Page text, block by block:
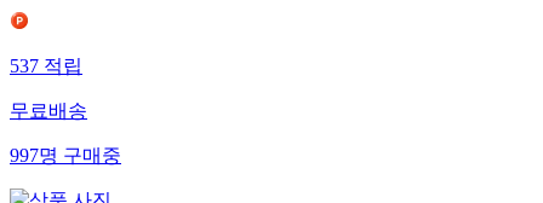
537적립
무료배송
997명구매중